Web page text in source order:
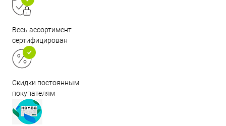
Весь ассортимент
сертифицирован
Скидки постоянным
покупателям